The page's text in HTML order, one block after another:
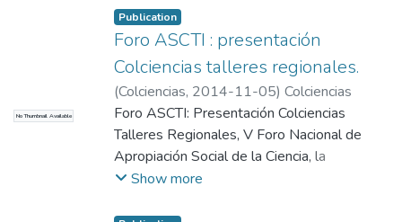
No Thumbnail Available
Publication
Foro ASCTI : presentación
Colciencias talleres regionales.
(Colciencias, 2014-11-05) Colciencias
Foro ASCTI: Presentación Colciencias
Talleres Regionales, V Foro Nacional de
Apropiación Social de la Ciencia, la
Tecnología y la Innovación.
Show more